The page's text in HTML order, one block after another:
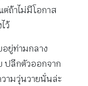
ถ้าไม่มีโอกาส
ว้
อยู่ท่ามกลาง
ปลีกตัวออกจาก
ามวุ่นวายนั่นล่ะ